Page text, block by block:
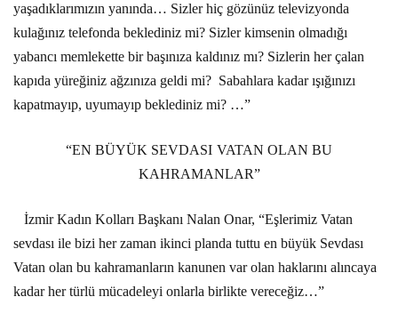
yaşadıklarımızın yanında… Sizler hiç gözünüz televizyonda
kulağınız telefonda beklediniz mi? Sizler kimsenin olmadığı
yabancı memlekette bir başınıza kaldınız mı? Sizlerin her çalan
kapıda yüreğiniz ağzınıza geldi mi? Sabahlara kadar ışığınızı
kapatmayıp, uyumayıp beklediniz mi? …”
“EN BÜYÜK SEVDASI VATAN OLAN BU
KAHRAMANLAR”
İzmir Kadın Kolları Başkanı Nalan Onar, “Eşlerimiz Vatan
sevdası ile bizi her zaman ikinci planda tuttu en büyük Sevdası
Vatan olan bu kahramanların kanunen var olan haklarını alıncaya
kadar her türlü mücadeleyi onlarla birlikte vereceğiz…”